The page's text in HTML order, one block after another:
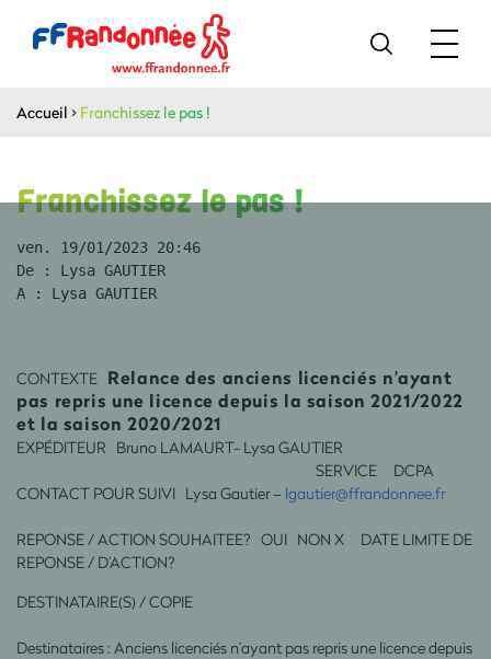
Accueil > Franchissez le pas !
Franchissez le pas !
ven. 19/01/2023 20:46
De : Lysa GAUTIER
A : Lysa GAUTIER
CONTEXTE Relance des anciens licenciés n’ayant
pas repris une licence depuis la saison 2021/2022
et la saison 2020/2021
EXPÉDITEUR Bruno LAMAURT- Lysa GAUTIER
SERVICE DCPA
CONTACT POUR SUIVI Lysa Gautier – lgautier@ffrandonnee.fr
REPONSE / ACTION SOUHAITEE? OUI NON X DATE LIMITE DE
REPONSE / D’ACTION?
DESTINATAIRE(S) / COPIE
Destinataires : Anciens licenciés n’ayant pas repris une licence depuis